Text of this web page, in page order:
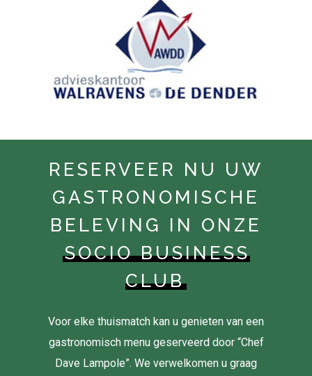
RESERVEER NU UW
GASTRONOMISCHE
BELEVING IN ONZE
SOCIO BUSINESS
CLUB
Voor elke thuismatch kan u genieten van een
gastronomisch menu geserveerd door “Chef
Dave Lampole”. We verwelkomen u graag